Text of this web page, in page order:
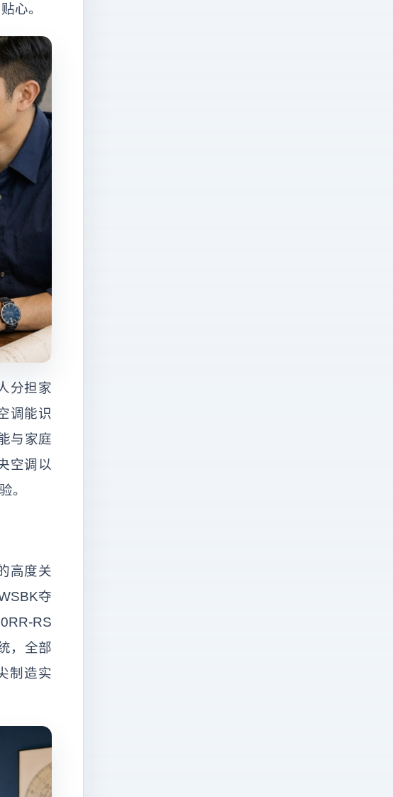
心。
分担家
调能识
与家庭
空调以
。
高度关
夺
RS
，全部
制造实